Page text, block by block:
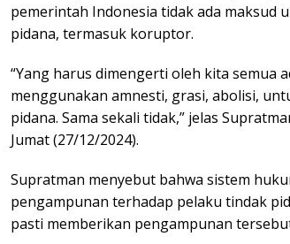
pemerintah Indonesia tidak ada maksud
pidana, termasuk koruptor.
“Yang harus dimengerti oleh kita semua
menggunakan amnesti, grasi, abolisi,
pidana. Sama sekali tidak,” jelas
Jumat (27/12/2024).
Supratman menyebut bahwa sistem
pengampunan terhadap pelaku tindak
pasti memberikan pengampunan